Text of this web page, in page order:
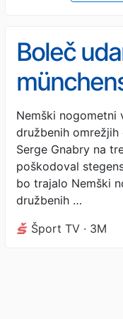
Boleč
zaključil
Nemški nogometni
družbenih
Serge Gnabry na
poškodoval
bo trajalo Nemški
družbenih …
Šport TV · 3M